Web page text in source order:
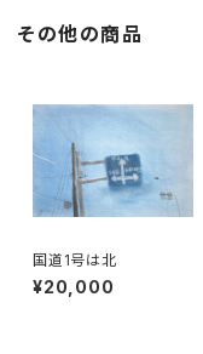
その他の商品
国道1号は北
¥20,000